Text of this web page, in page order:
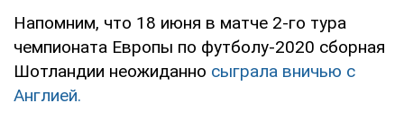
Напомним, что 18 июня в матче 2-го тура
чемпионата Европы по футболу-2020 сборная
Шотландии неожиданно сыграла вничью с
Англией.